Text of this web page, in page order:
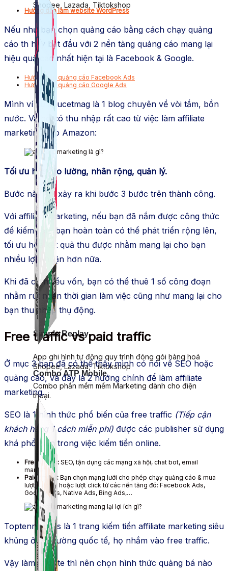
Shopee, Lazada, Tiktokshop
Combo ATP Mobile
Combo phần mềm mềm Marketing dành cho điện
thoại.
Simple Replay
App ghi hình tự động quy trình đóng gói hàng hoá
Shopee, Lazada, Tiktokshop
Hướng dẫn làm website WordPress
Nếu như bạn chọn quảng cáo bằng cách chạy quảng
cáo th hãy bắt đầu với 2 nền tảng quảng cáo mang lại
hiệu quả cao nhất hiện tại là Facebook & Google.
Hướng dẫn quảng cáo Facebook Ads
Hướng dẫn quảng cáo Google Ads
Mình ví dụ Faucetmag là 1 blog chuyên về vòi tắm, bồn
nước. Và họ có thu nhập rất cao từ việc làm affiliate
marketing cho Amazon:
Tối ưu hóa, đo lường, nhân rộng, quản lý.
Bước này chỉ xảy ra khi bước 3 bước trên thành công.
Với affiliate marketing, nếu bạn đã nắm được công thức
để kiếm tiền, bạn hoàn toàn có thể phát triển rộng lên,
tối ưu hóa kết quả thu được nhằm mang lại cho bạn
nhiều lợi nhuận hơn nữa.
Khi đã có nhiều vốn, bạn có thể thuê 1 số công đoạn
nhằm rút ngắn thời gian làm việc cũng như mang lại cho
bạn thu nhập thụ động.
Free traffic vs paid traffic
Ở mục 3 bạn đã có thể thấy mình có nói về SEO hoặc
quảng cáo, và đây là 2 hướng chính để làm affiliate
marketing.
SEO là 1 hình thức phổ biến của free traffic (Tiếp cận
khách hàng 1 cách miễn phí) được các publisher sử dụng
khá phổ biến trong việc kiếm tiền online.
Free traffic: SEO, tận dụng các mạng xã hội, chat bot, email
marketing
Paid traffic: Bạn chọn mạng lưới cho phép chạy quảng cáo & mua
lượt hiển thị hoặc lượt click từ các nền tảng đó: Facebook Ads,
Google Ads, Native Ads, Bing Ads,…
Toptenreviews là 1 trang kiếm tiền affiliate marketing siêu
khủng ở thị trường quốc tế, họ nhắm vào free traffic.
Vậy làm affiliate thì nên chọn hình thức quảng bá nào